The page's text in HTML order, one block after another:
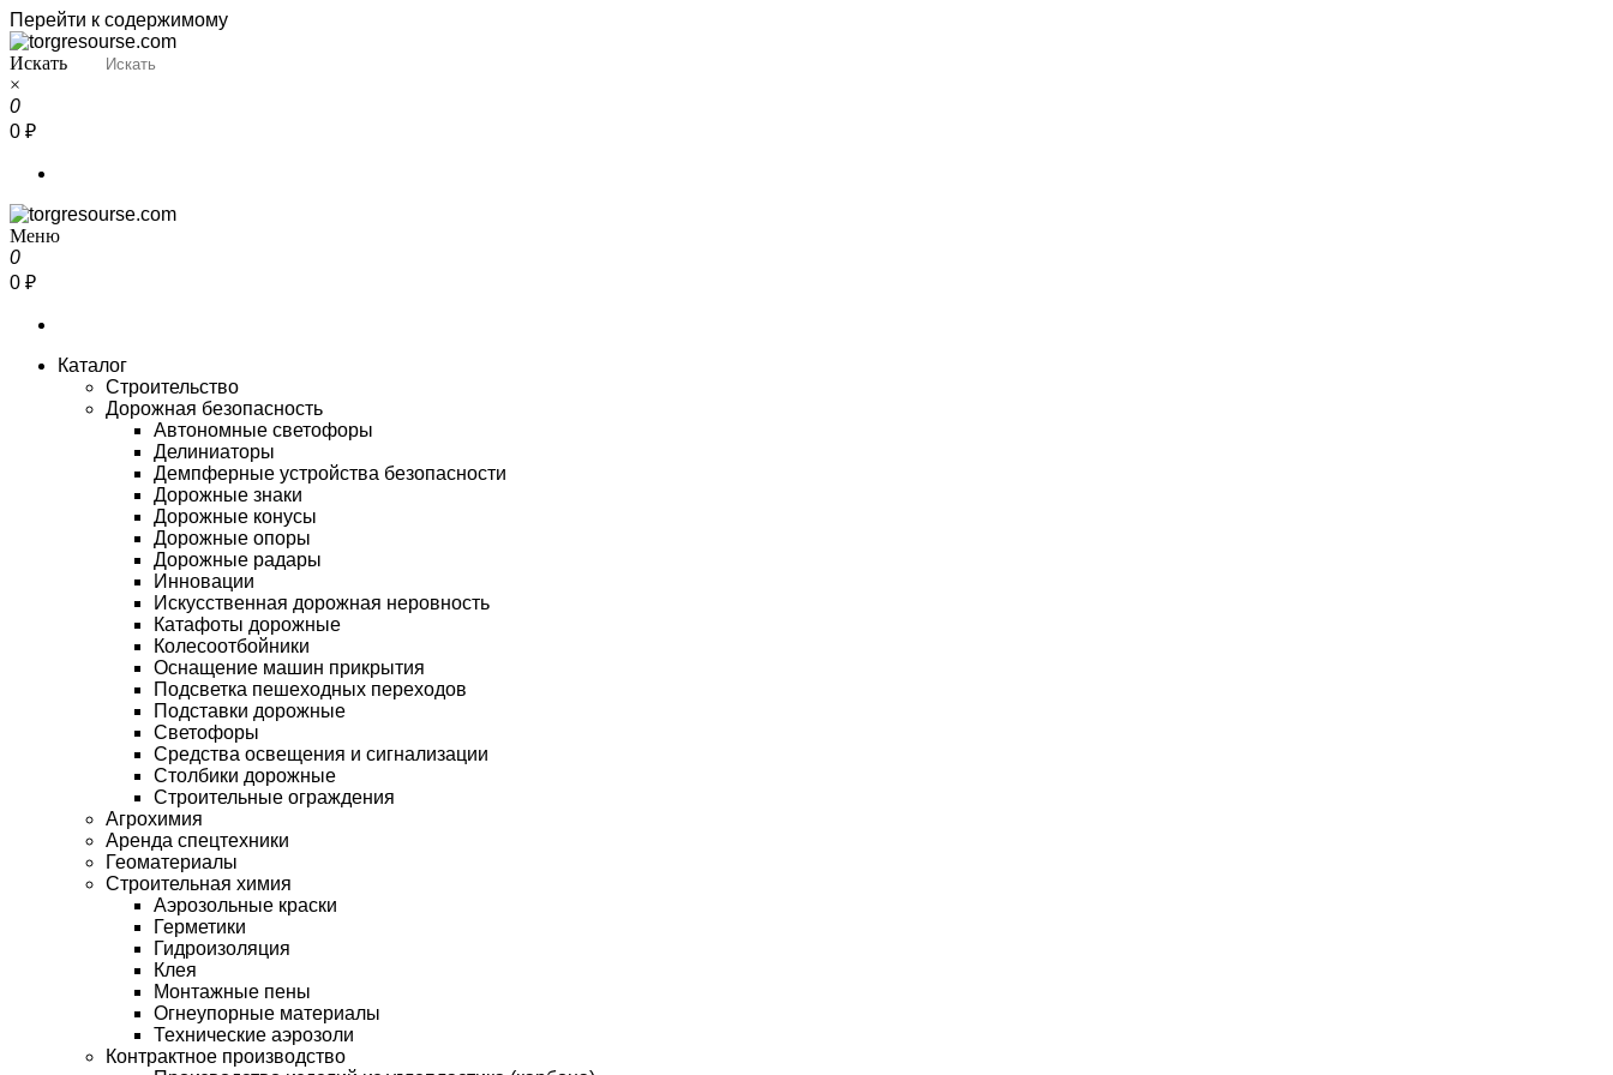
Перейти к содержимому
Torgresourse
Промышленный маркетплейс
Искать
×
0
0 ₽
Torgresourse
Промышленный маркетплейс
Меню
0
0 ₽
Каталог
Строительство
Дорожная безопасность
Автономные светофоры
Делиниаторы
Демпферные устройства безопасности
Дорожные знаки
Дорожные конусы
Дорожные опоры
Дорожные радары
Инновации
Искусственная дорожная неровность
Катафоты дорожные
Колесоотбойники
Оснащение машин прикрытия
Подсветка пешеходных переходов
Подставки дорожные
Светофоры
Средства освещения и сигнализации
Столбики дорожные
Строительные ограждения
Агрохимия
Аренда спецтехники
Геоматериалы
Строительная химия
Аэрозольные краски
Герметики
Гидроизоляция
Клея
Монтажные пены
Огнеупорные материалы
Технические аэрозоли
Контрактное производство